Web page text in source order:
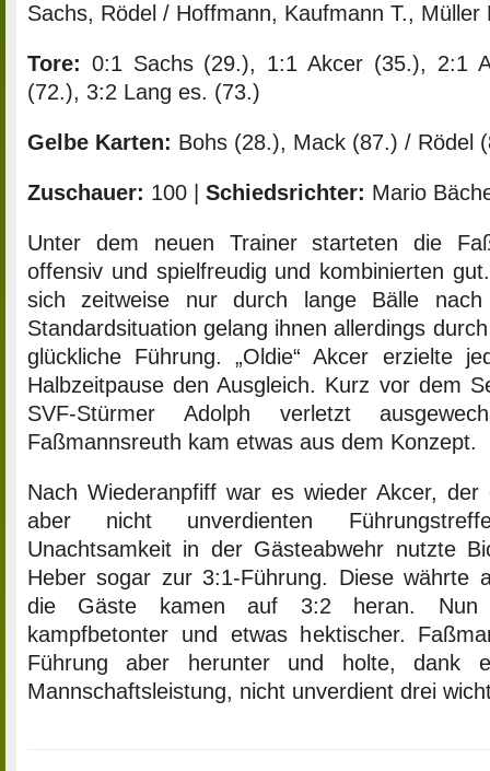
Sachs, Rödel / Hoffmann, Kaufmann T., Müller
Tore: 0:1 Sachs (29.), 1:1 Akcer (35.), 2:1
(72.), 3:2 Lang es. (73.)
Gelbe Karten: Bohs (28.), Mack (87.) / Rödel
Zuschauer: 100 | Schiedsrichter: Mario
Unter dem neuen Trainer starteten die
offensiv und spielfreudig und kombinierten
sich zeitweise nur durch lange Bälle
Standardsituation gelang ihnen allerdings
glückliche Führung. „Oldie“ Akcer erzielte
Halbzeitpause den Ausgleich. Kurz vor dem
SVF-Stürmer Adolph verletzt
Faßmannsreuth kam etwas aus dem Konzept.
Nach Wiederanpfiff war es wieder Akcer, der
aber nicht unverdienten
Unachtsamkeit in der Gästeabwehr nutzte
Heber sogar zur 3:1-Führung. Diese währte
die Gäste kamen auf 3:2 heran. Nun
kampfbetonter und etwas hektischer.
Führung aber herunter und holte, dank
Mannschaftsleistung, nicht unverdient drei